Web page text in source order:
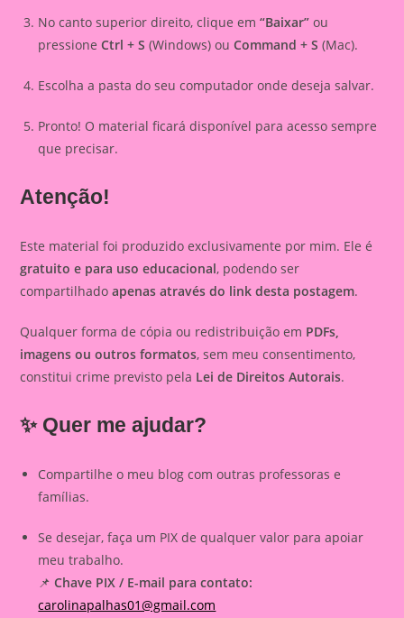
No canto superior direito, clique em“Baixar” ou
pressioneCtrl + S (Windows) ouCommand + S (Mac).
Escolha a pasta do seu computador onde deseja salvar.
Pronto! O material ficará disponível para acesso sempre
que precisar.
Atenção!
Este material foi produzido exclusivamente por mim. Ele é
gratuito e para uso educacional, podendo ser
compartilhadoapenas através do link desta postagem.
Qualquer forma de cópia ou redistribuição em PDFs,
imagens ou outros formatos, sem meu consentimento,
constitui crime previsto pela Lei de Direitos Autorais.
✨ Quer me ajudar?
Compartilhe o meu blog com outras professoras e
famílias.
Se desejar, faça um PIX de qualquer valor para apoiar
meu trabalho.
📌Chave PIX / E-mail para contato:
carolinapalhas01@gmail.com